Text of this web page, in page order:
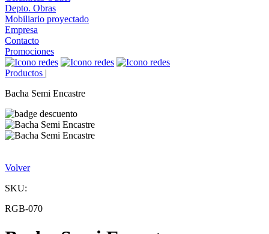
Depto. Obras
Mobiliario proyectado
Empresa
Contacto
Promociones
Productos |
Bacha Semi Encastre
Volver
SKU:
RGB-070